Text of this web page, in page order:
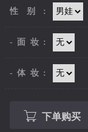
性别:
-面妆:
-体妆:
下单购买